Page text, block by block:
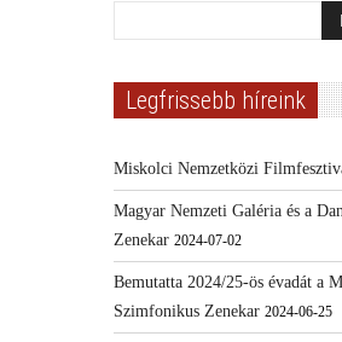
Legfrissebb híreink
Miskolci Nemzetközi
Magyar Nemzeti Galéria és a
Zenekar 2024-07-02
Bemutatta 2024/25-ös évadát a
Szimfonikus Zenekar 2024-06-25